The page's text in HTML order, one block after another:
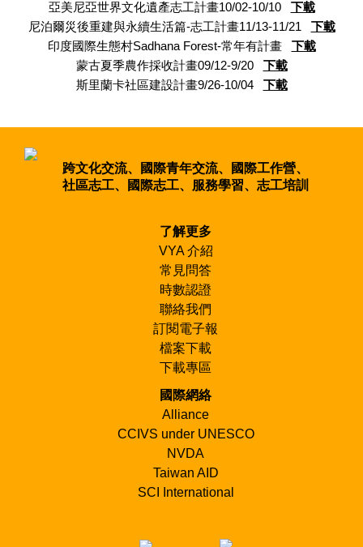
亞美尼亞世界文化遺產志工計畫10/02-10/10 下載
尼泊爾災後重建與永續生活篇-志工計畫11/13-11/21 下載
印度國際生態村Sadhana Forest-常年有計畫 下載
蒙古夏季農作採收計畫09/12-9/20 下載
斯里蘭卡社區建設計畫9/26-10/04 下載
跨文化交流、國際青年交流、國際工作營、
社區志工、國際志工、服務學習、志工培訓
了解更多
VYA 介紹
常見問答
時數認證
聯絡我們
訂閱電子報
檔案下載
下載專區
國際網絡
Alliance
CCIVS under UNESCO
NVDA
Taiwan AID
SCI International